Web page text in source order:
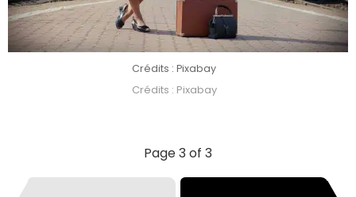
Crédits : Pixabay
Crédits : Pixabay
Page 3 of 3